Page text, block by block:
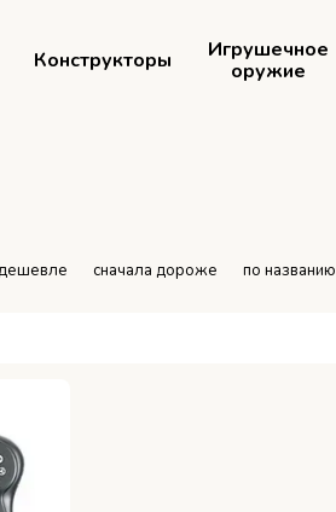
Конструкторы
Игрушечное
оружие
сначала дороже по названию